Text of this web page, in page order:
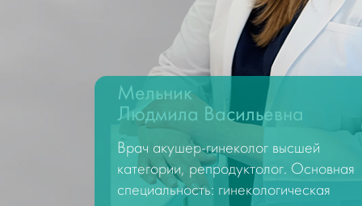
Мельник
Людмила Васильевна
Врач акушер-гинеколог высшей
категории, репродуктолог. Основная
специальность: гинекологическая